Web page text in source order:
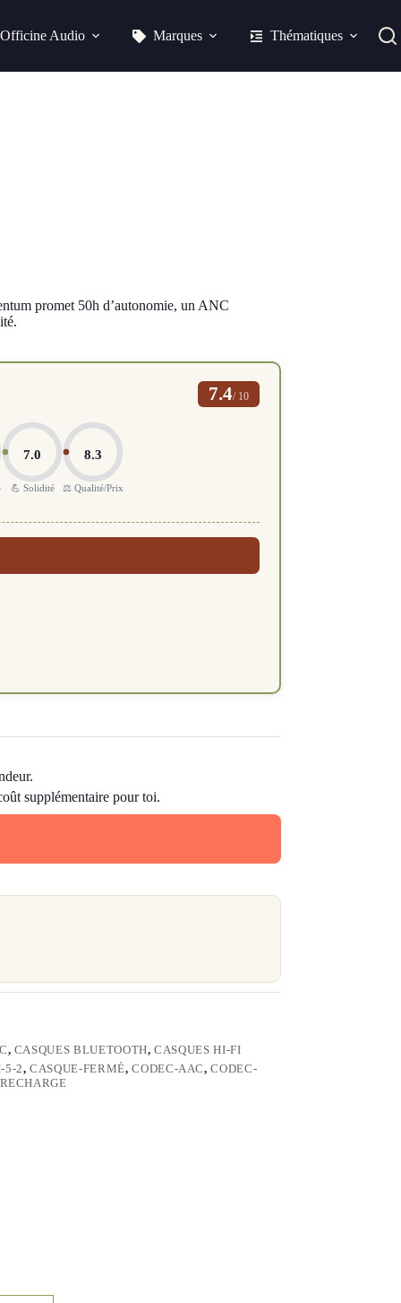
Audio Marques Thématiques
promet 50h d’autonomie, un ANC
7.4/ 10
7.0
💪 Solidité
8.3
⚖️ Qualité/Prix
supplémentaire pour toi.
, CASQUES BLUETOOTH,CASQUES HI-FI
5-2,CASQUE-FERMÉ,CODEC-AAC,CODEC-